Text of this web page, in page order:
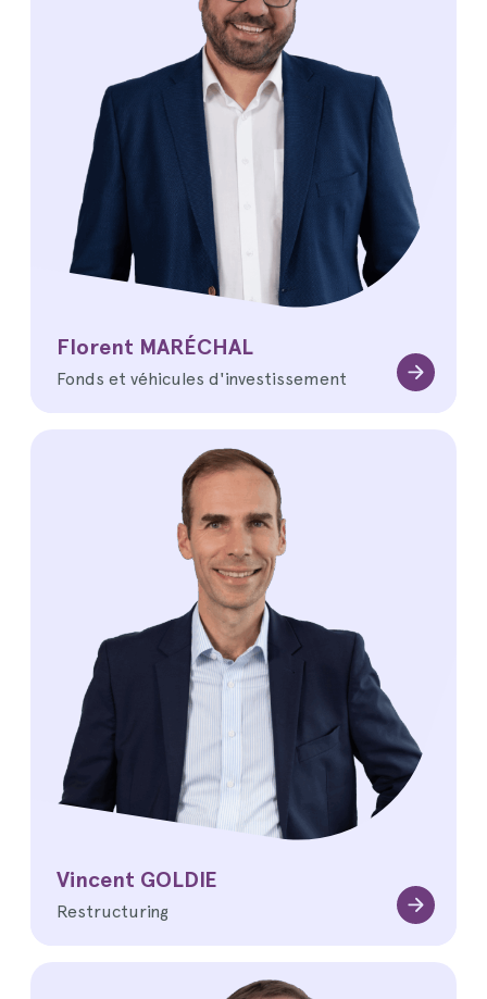
Florent MARÉCHAL
Fonds et véhicules d'investissement
Vincent GOLDIE
Restructuring